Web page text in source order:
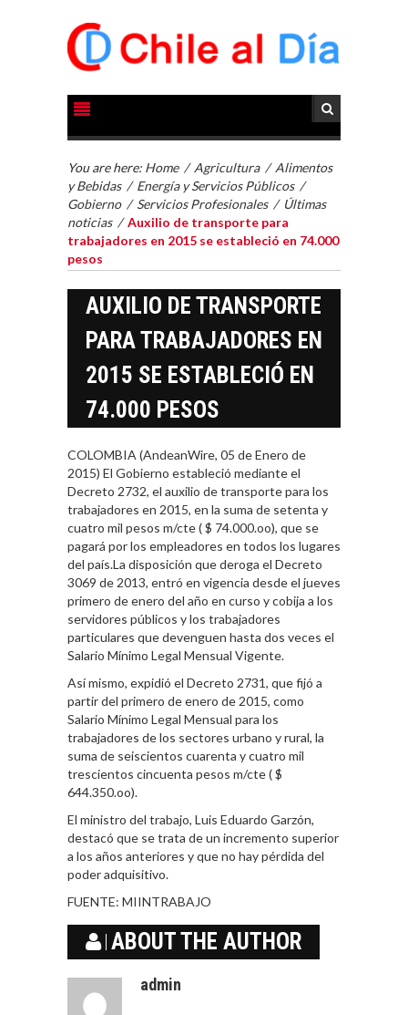
You are here: Home /Agricultura /Alimentos
y Bebidas / Energía y Servicios Públicos /
Gobierno / Servicios Profesionales / Últimas
noticias /Auxilio de transporte para
trabajadores en 2015 se estableció en 74.000
pesos
AUXILIO DE TRANSPORTE
PARA TRABAJADORES EN
2015 SE ESTABLECIÓ EN
74.000 PESOS
COLOMBIA (AndeanWire, 05 de Enero de
2015) El Gobierno estableció mediante el
Decreto 2732, el auxilio de transporte para los
trabajadores en 2015, en la suma de setenta y
cuatro mil pesos m/cte ( $ 74.000.oo), que se
pagará por los empleadores en todos los lugares
del país.La disposición que deroga el Decreto
3069 de 2013, entró en vigencia desde el jueves
primero de enero del año en curso y cobija a los
servidores públicos y los trabajadores
particulares que devenguen hasta dos veces el
Salario Mínimo Legal Mensual Vigente.
Así mismo, expidió el Decreto 2731, que fijó a
partir del primero de enero de 2015, como
Salario Mínimo Legal Mensual para los
trabajadores de los sectores urbano y rural, la
suma de seiscientos cuarenta y cuatro mil
trescientos cincuenta pesos m/cte ( $
644.350.oo).
El ministro del trabajo, Luis Eduardo Garzón,
destacó que se trata de un incremento superior
a los años anteriores y que no hay pérdida del
poder adquisitivo.
FUENTE: MIINTRABAJO
ABOUT THE AUTHOR
admin